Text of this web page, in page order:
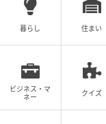
エキサイトニュース
暮らし 住まい
ビジネス・マ
ネー
クイズ